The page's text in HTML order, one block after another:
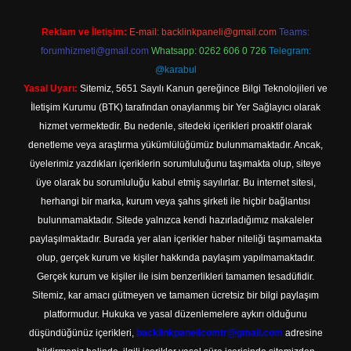
Reklam ve İletişim: E-mail: backlinkpaneli@gmail.com Teams:
forumhizmeti@gmail.com Whatsapp: 0262 606 0 726 Telegram:
@karabul
Yasal Uyarı: Sitemiz, 5651 Sayılı Kanun gereğince Bilgi Teknolojileri ve
İletişim Kurumu (BTK) tarafından onaylanmış bir Yer Sağlayıcı olarak
hizmet vermektedir. Bu nedenle, sitedeki içerikleri proaktif olarak
denetleme veya araştırma yükümlülüğümüz bulunmamaktadır. Ancak,
üyelerimiz yazdıkları içeriklerin sorumluluğunu taşımakta olup, siteye
üye olarak bu sorumluluğu kabul etmiş sayılırlar. Bu internet sitesi,
herhangi bir marka, kurum veya şahıs şirketi ile hiçbir bağlantısı
bulunmamaktadır. Sitede yalnızca kendi hazırladığımız makaleler
paylaşılmaktadır. Burada yer alan içerikler haber niteliği taşımamakta
olup, gerçek kurum ve kişiler hakkında paylaşım yapılmamaktadır.
Gerçek kurum ve kişiler ile isim benzerlikleri tamamen tesadüfidir.
Sitemiz, kar amacı gütmeyen ve tamamen ücretsiz bir bilgi paylaşım
platformudur. Hukuka ve yasal düzenlemelere aykırı olduğunu
düşündüğünüz içerikleri, backlinkpanelicomtr@gmail.com adresine